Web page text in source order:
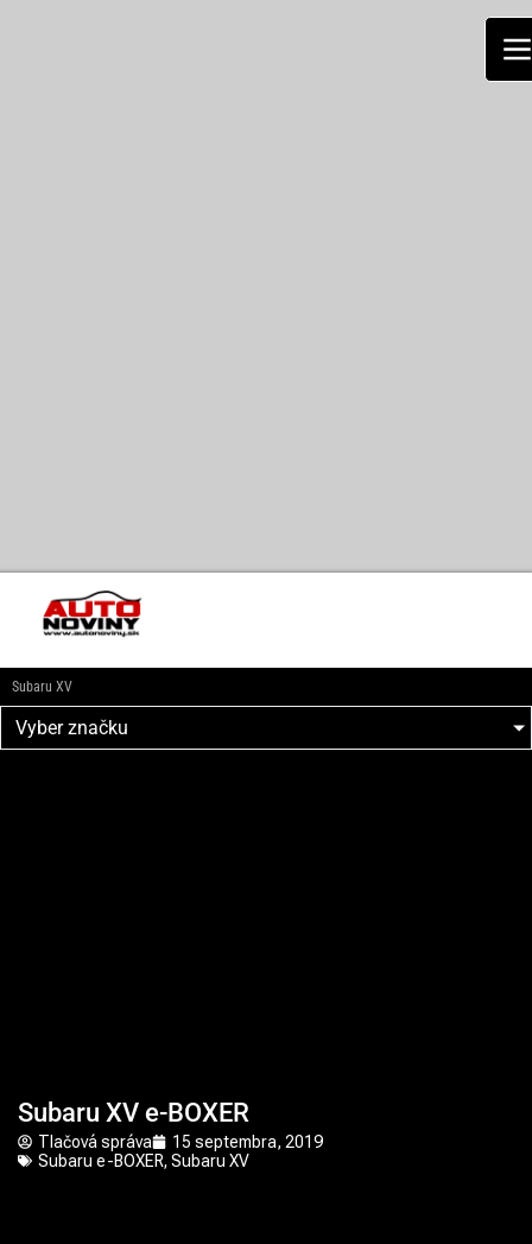
Subaru XV
Vyber značku
Subaru XV e-BOXER
Tlačová správa
15 septembra, 2019
Subaru e-BOXER,Subaru XV